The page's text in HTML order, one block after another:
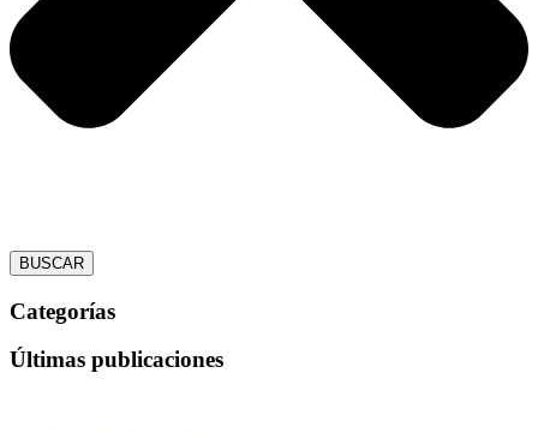
BUSCAR
Categorías
Últimas publicaciones